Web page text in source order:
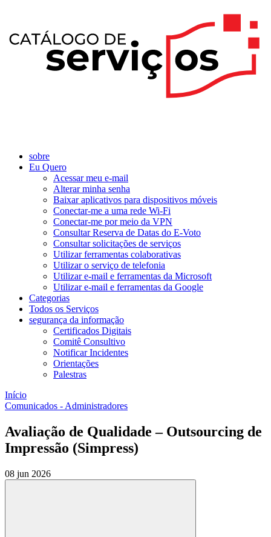
sobre
Eu Quero
Acessar meu e-mail
Alterar minha senha
Baixar aplicativos para dispositivos móveis
Conectar-me a uma rede Wi-Fi
Conectar-me por meio da VPN
Consultar Reserva de Datas do E-Voto
Consultar solicitações de serviços
Utilizar ferramentas colaborativas
Utilizar o serviço de telefonia
Utilizar e-mail e ferramentas da Microsoft
Utilizar e-mail e ferramentas da Google
Categorias
Todos os Serviços
segurança da informação
Certificados Digitais
Comitê Consultivo
Notificar Incidentes
Orientações
Palestras
Início
Comunicados - Administradores
Avaliação de Qualidade – Outsourcing de
Impressão (Simpress)
08 jun 2026